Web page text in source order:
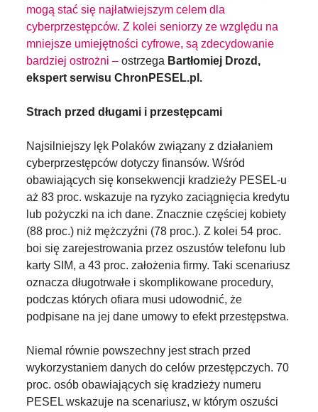
mogą stać się najłatwiejszym celem dla
cyberprzestępców. Z kolei seniorzy ze względu na
mniejsze umiejętności cyfrowe, są zdecydowanie
bardziej ostrożni – ostrzega Bartłomiej Drozd,
ekspert serwisu ChronPESEL.pl.
Strach przed długami i przestępcami
Najsilniejszy lęk Polaków związany z działaniem
cyberprzestępców dotyczy finansów. Wśród
obawiających się konsekwencji kradzieży PESEL-u
aż 83 proc. wskazuje na ryzyko zaciągnięcia kredytu
lub pożyczki na ich dane. Znacznie częściej kobiety
(88 proc.) niż mężczyźni (78 proc.). Z kolei 54 proc.
boi się zarejestrowania przez oszustów telefonu lub
karty SIM, a 43 proc. założenia firmy. Taki scenariusz
oznacza długotrwałe i skomplikowane procedury,
podczas których ofiara musi udowodnić, że
podpisane na jej dane umowy to efekt przestępstwa.
Niemal równie powszechny jest strach przed
wykorzystaniem danych do celów przestępczych. 70
proc. osób obawiających się kradzieży numeru
PESEL wskazuje na scenariusz, w którym oszuści